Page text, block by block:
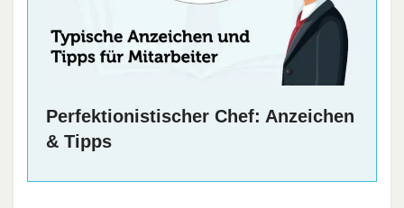
Perfektionistischer Chef: Anzeichen
& Tipps